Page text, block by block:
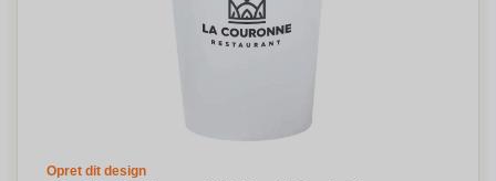
Opret dit design